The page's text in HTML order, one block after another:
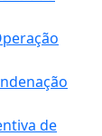
de